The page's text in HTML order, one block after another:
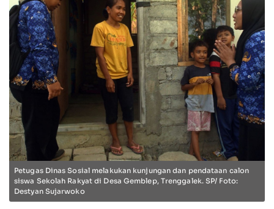
Petugas Dinas Sosial melakukan kunjungan dan pendataan calon
siswa Sekolah Rakyat di Desa Gemblep, Trenggalek. SP/ Foto:
Destyan Sujarwoko